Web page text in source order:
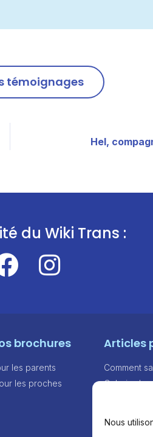
Nous
témoignages
Hel,
du Wiki Trans :
brochures
les parents
les proches
Articles
Comment
Galerie de
Modèles
Aides